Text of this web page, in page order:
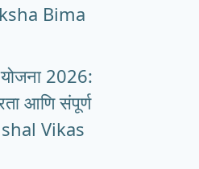
Bima
2026:
आणि संपूर्ण
Vikas